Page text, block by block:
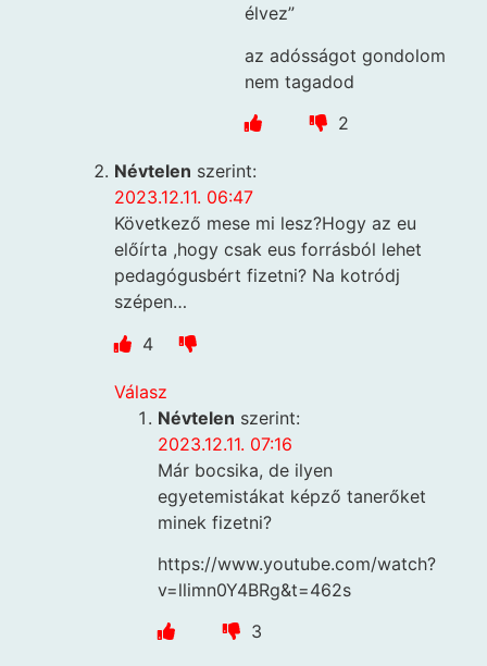
élvez”
az adósságot gondolom
nem tagadod
2
Névtelen szerint:
2023.12.11. 06:47
Következő mese mi lesz?Hogy az eu
előírta ,hogy csak eus forrásból lehet
pedagógusbért fizetni? Na kotródj
szépen…
4
Válasz
Névtelen szerint:
2023.12.11. 07:16
Már bocsika, de ilyen
egyetemistákat képző tanerőket
minek fizetni?
https://www.youtube.com/watch?
v=llimn0Y4BRg&t=462s
3